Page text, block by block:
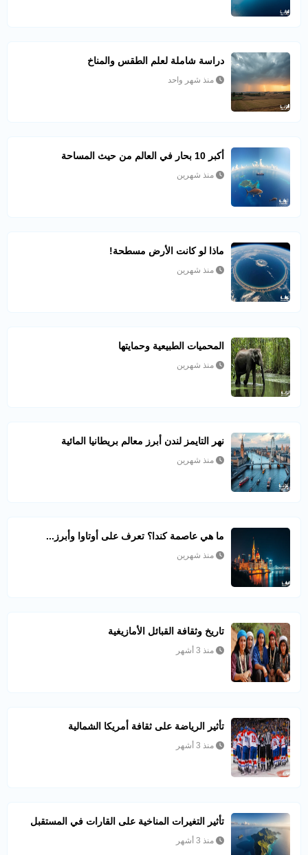
دراسة شاملة لعلم الطقس والمناخ
منذ شهر واحد
أكبر 10 بحار في العالم من حيث المساحة
منذ شهرين
ماذا لو كانت الأرض مسطحة!
منذ شهرين
المحميات الطبيعية وحمايتها
منذ شهرين
نهر التايمز لندن أبرز معالم بريطانيا المائية
منذ شهرين
ما هي عاصمة كندا؟ تعرف على أوتاوا وأبرز...
منذ شهرين
تاريخ وثقافة القبائل الأمازيغية
منذ 3 أشهر
تأثير الرياضة على ثقافة أمريكا الشمالية
منذ 3 أشهر
تأثير التغيرات المناخية على القارات في المستقبل
منذ 3 أشهر